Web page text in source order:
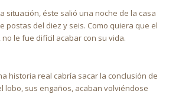
situación, éste salió una noche de la casa
postas del diez y seis. Como quiera que el
le fue difícil acabar con su vida.
historia real cabría sacar la conclusión de
lobo, sus engaños, acaban volviéndose